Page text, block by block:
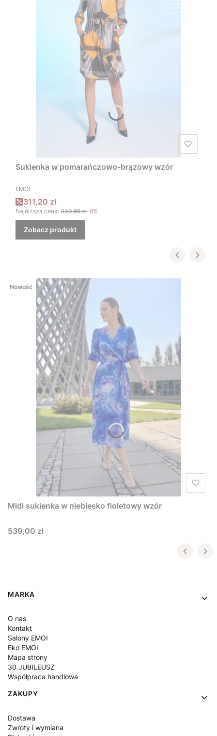
Sukienka w pomarańczowo-brązowy wzór
PRODUCENT
EMOI
Cena promocyjna
311,20 zł
Najniższa cena: 330,65 zł-6%
Zobacz produkt
Nowość
Midi sukienka w niebiesko fioletowy wzór
Cena
539,00 zł
Linki w stopce
MARKA
O nas
Kontakt
Salony EMOI
Eko EMOI
Mapa strony
30 JUBILEUSZ
Współpraca handlowa
ZAKUPY
Dostawa
Zwroty i wymiana